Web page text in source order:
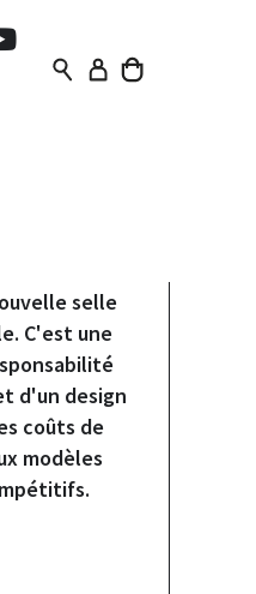
selle
C'est une
d'un design
coûts de
modèles